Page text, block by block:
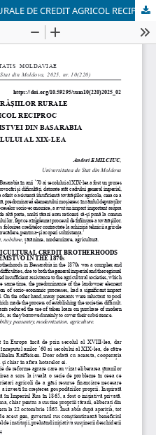
ÎNFIINȚAREA TOVĂRĂȘIILOR RURALE DE CREDIT AGRICOL RECIPROC ÎN PREOCUPĂRILE ZEMSTVEI DIN BASARABIA ÎN ANII ’70 AI SECOLULUI AL XIX-LEA